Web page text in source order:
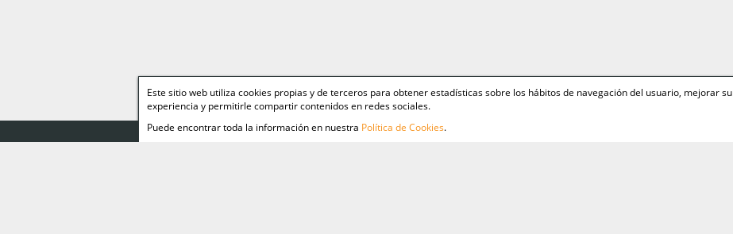
Este sitio web utiliza cookies propias y de terceros para obtener estadísticas sobre los hábitos de navegación del usuario, mejorar su
experiencia y permitirle compartir contenidos en redes sociales.
Puede encontrar toda la información en nuestra Política de Cookies.